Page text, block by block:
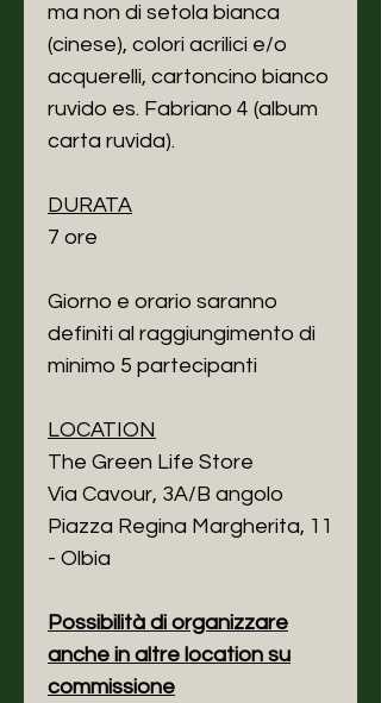
ma non di setola bianca
(cinese), colori acrilici e/o
acquerelli, cartoncino bianco
ruvido es. Fabriano 4 (album
carta ruvida).
DURATA
7 ore
Giorno e orario saranno
definiti al raggiungimento di
minimo 5 partecipanti
LOCATION
The Green Life Store
Via Cavour, 3A/B angolo
Piazza Regina Margherita, 11
- Olbia
Possibilità di organizzare
anche in altre location su
commissione